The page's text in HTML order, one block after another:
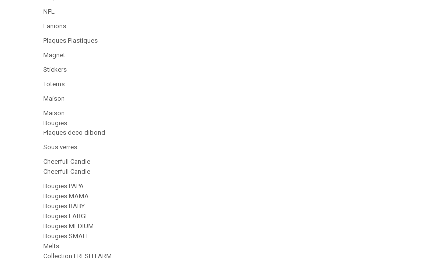
NFL
Fanions
Plaques Plastiques
Magnet
Stickers
Totems
Maison
Maison
Bougies
Plaques deco dibond
Sous verres
Cheerfull Candle
Cheerfull Candle
Bougies PAPA
Bougies MAMA
Bougies BABY
Bougies LARGE
Bougies MEDIUM
Bougies SMALL
Melts
Collection FRESH FARM